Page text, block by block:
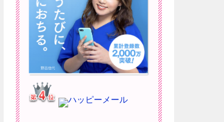
ハッピーメール